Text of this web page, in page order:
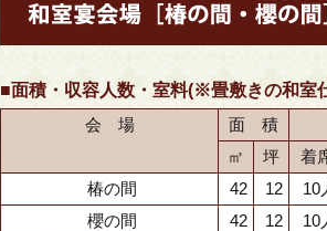
■面積・収容人数・室料(※畳敷きの和室
会 場
面 積
㎡
坪 着
椿の間
42 12 10
櫻の間
42 12 10